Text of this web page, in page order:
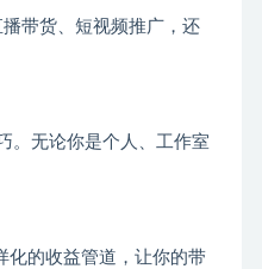
带货、短视频推广，还
。无论你是个人、工作室
化的收益管道，让你的带